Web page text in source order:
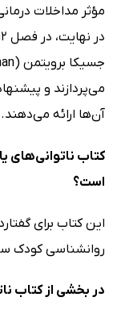
مؤثر مداخلات
می‌پردازند و
آن‌ها ارائه می‌دهند.
کتاب ناتوانی‌های
است؟
این کتاب برای
روانشناسی کودک
در بخشی از کتاب